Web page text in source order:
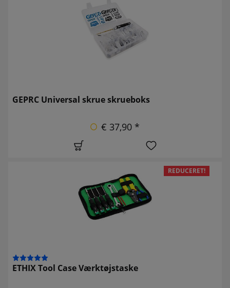
GEPRC Universal skrue skrueboks
€ 37,90 *
REDUCERET!
ETHIX Tool Case Værktøjstaske